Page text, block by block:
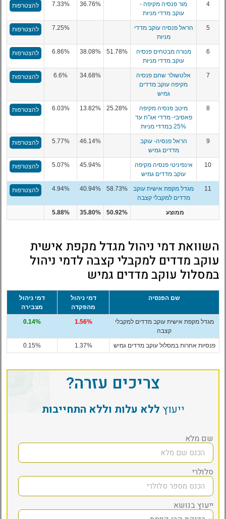
4
מור פנסיה מקיפה -
עוקב מדדי מניות
36.76%
7.33% להצטרפות
5
הראל פנסיה עוקב מדדי
מניות
7.25% להצטרפות
6
מנורה מבטחים פנסיה
עוקב מדדי מניות
51.78%
38.08%
6.86% להצטרפות
7
אלטשולר שחם פנסיה
מקיפה עוקב מדדים
גמיש
34.68%
6.6% להצטרפות
8
מיטב פנסיה מקיפה
פאסיבי- מדדי אג"ח עד
25% במדדי מניות
25.28%
13.82%
6.03% להצטרפות
9
הראל פנסיה- עוקב
מדדים גמיש
46.14%
5.77% להצטרפות
10
אינפיניטי פנסיה מקיפה
עוקב מדדים גמיש
45.94%
5.07% להצטרפות
11
מגדל מקפת אישית עוקב
מדדים למקבלי קצבה
58.73%
40.94%
4.94% להצטרפות
ממוצע 50.92%
35.80%
5.88%
השוואת דמי ניהול מגדל מקפת אישית
עוקב מדדים למקבלי קצבה לדמי ניהול
במסלול עוקב מדדים גמיש
שם הפנסיה
דמי ניהול
מהפקדה
דמי ניהול
מצבירה
מגדל מקפת אישית עוקב מדדים למקבלי
קצבה
1.56%
0.14%
פנסיות אחרות במסלול עוקב מדדים גמיש 1.37%
0.15%
צריכים עזרה?
ייעוץללא עלות וללא התחייבות
שם מלא
סלולרי
ייעוץ בנושא